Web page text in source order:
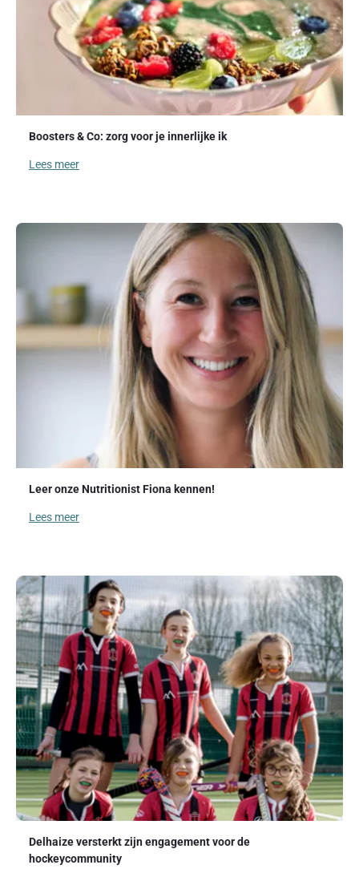
Boosters & Co: zorg voor je innerlijke ik
Lees meer
Leer onze Nutritionist Fiona kennen!
Lees meer
Delhaize versterkt zijn engagement voor de
hockeycommunity